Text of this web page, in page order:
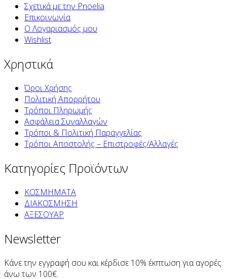
Σχετικά με την Pnoelia
Επικοινωνία
Ο Λογαριασμός μου
Wishlist
Χρηστικά
Όροι Χρήσης
Πολιτική Απορρήτου
Τρόποι Πληρωμής
Ασφάλεια Συναλλαγών
Τρόποι & Πολιτική Παραγγελίας
Τρόποι Αποστολής – Επιστροφές/Αλλαγές
Κατηγορίες Προϊόντων
ΚΟΣΜΗΜΑΤΑ
ΔΙΑΚΟΣΜΗΣΗ
ΑΞΕΣΟΥΑΡ
Newsletter
Κάνε την εγγραφή σου και κέρδισε 10% έκπτωση για αγορές
άνω των 100€.